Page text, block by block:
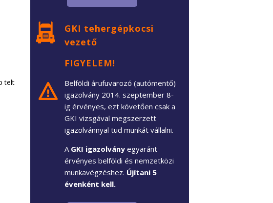
telt
GKI tehergépkocsi
vezető
FIGYELEM!
Belföldi árufuvarozó (autómentő)
igazolvány 2014. szeptember 8-
ig érvényes, ezt követően csak a
GKI vizsgával megszerzett
igazolvánnyal tud munkát vállalni.
A GKI igazolvány egyaránt
érvényes belföldi és nemzetközi
munkavégzéshez. Újítani 5
évenként kell.